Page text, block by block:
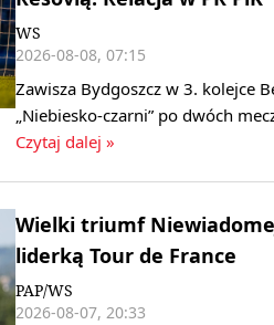
WS
2026-08-08, 07:15
Zawisza Bydgoszcz w 3. kolejce
„Niebiesko‑czarni” po dwóch
Czytaj dalej »
Wielki triumf
liderką Tour de France
PAP/WS
2026-08-07, 20:33